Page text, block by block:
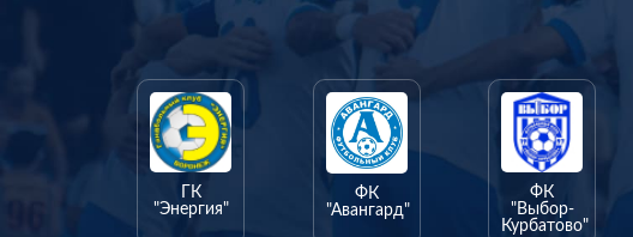
ГК
"Энергия"
ФК
"Авангард"
ФК
"Выбор-
Курбатово"